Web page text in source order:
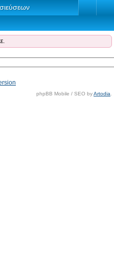
phpBB Mobile / SEO byArtodia